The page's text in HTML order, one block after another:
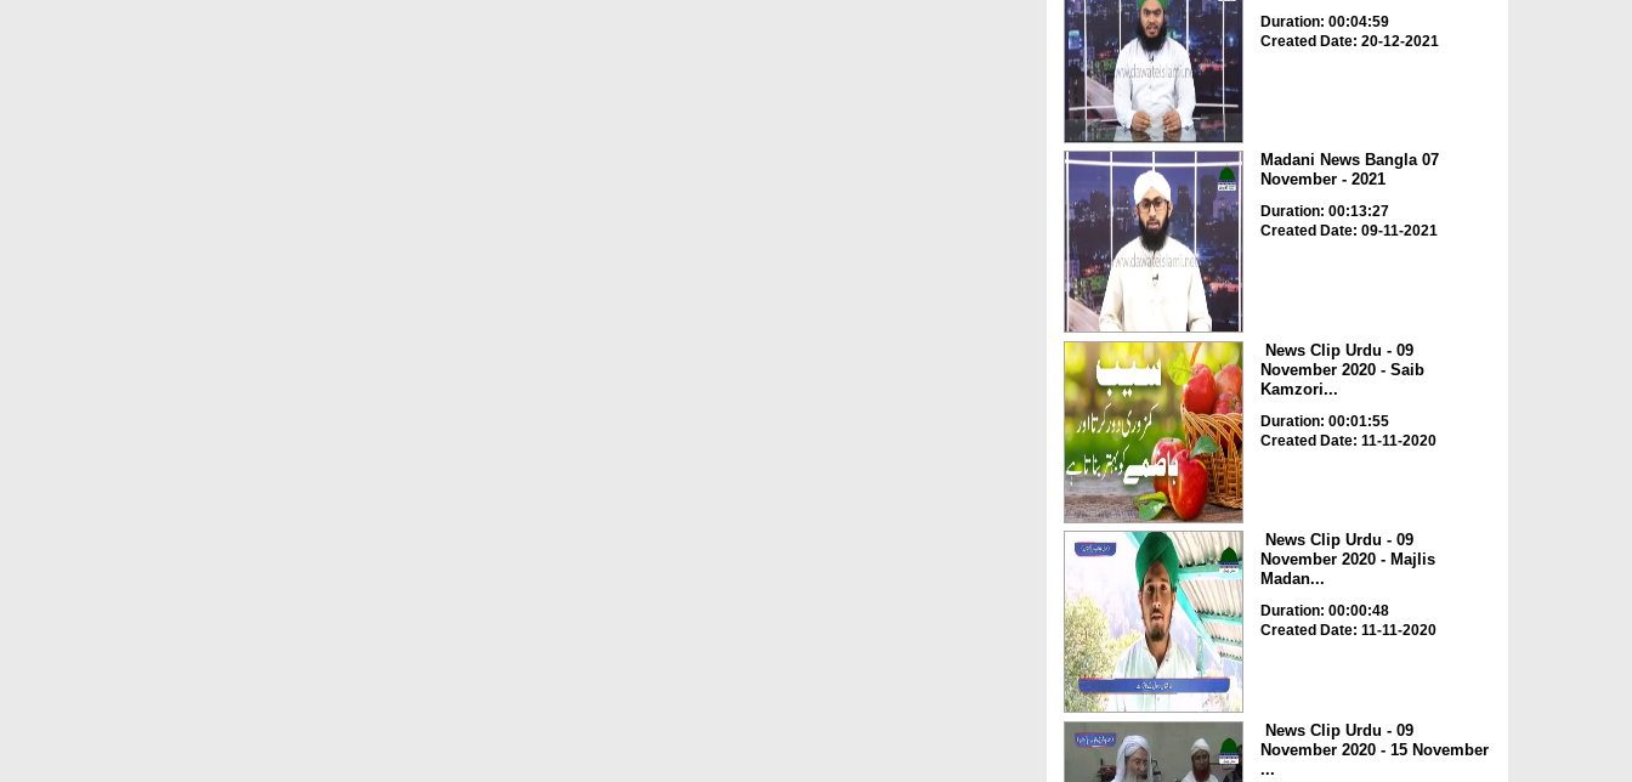
Duration: 00:04:59
Created Date: 20-12-2021
Madani News Bangla 07
November - 2021
Duration: 00:13:27
Created Date: 09-11-2021
News Clip Urdu - 09
November 2020 - Saib
Kamzori...
Duration: 00:01:55
Created Date: 11-11-2020
News Clip Urdu - 09
November 2020 - Majlis
Madan...
Duration: 00:00:48
Created Date: 11-11-2020
News Clip Urdu - 09
November 2020 - 15 November
...